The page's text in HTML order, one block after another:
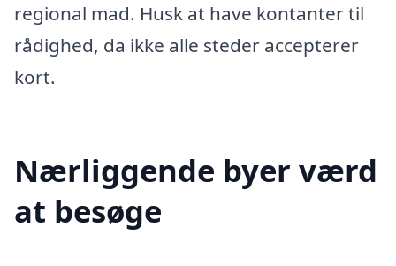
regional mad. Husk at have kontanter til
rådighed, da ikke alle steder accepterer
kort.
Nærliggende byer værd
at besøge